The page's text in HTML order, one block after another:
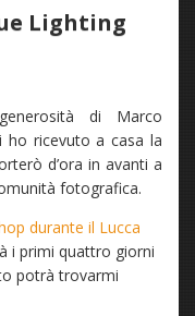
Lighting
di Marco
ho ricevuto a casa la
d’ora in avanti a
fotografica.
durante il Lucca
i primi quattro giorni
potrà trovarmi